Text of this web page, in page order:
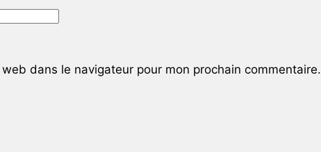
dans le navigateur pour mon prochain commentaire.